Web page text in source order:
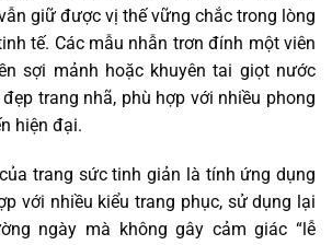
giữ được vị thế vững chắc trong lòng
tế. Các mẫu nhẫn trơn đính một viên
sợi mảnh hoặc khuyên tai giọt nước
trang nhã, phù hợp với nhiều phong
hiện đại.
trang sức tinh giản là tính ứng dụng
với nhiều kiểu trang phục, sử dụng lại
ngày mà không gây cảm giác “lễ